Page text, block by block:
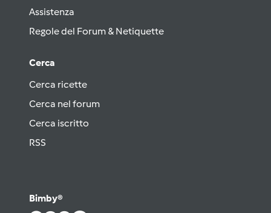
Assistenza
Regole del Forum & Netiquette
Cerca
Cerca ricette
Cerca nel forum
Cerca iscritto
RSS
Bimby®